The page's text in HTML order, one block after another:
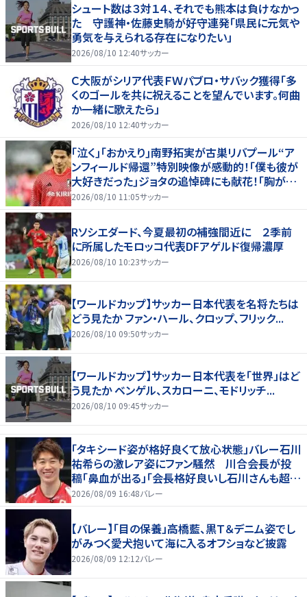
シュート数は３対１４、それでも熊本は負けなかっ
た 守護神・佐藤史騎が好守連発「県民に元気や
勇気を与えられる存在になりたい」
2026/08/10 12:40サッカー
Ｃ大阪がシリア代表ＦＷパブロ・サバック獲得「多
くのゴールを共に祝えることを望んでいます。何曲
か一緒に歌えたら」
2026/08/10 12:40サッカー
｢泣く｣｢おかえり｣南野拓実が古巣リバプール“ア
ンフィールド帰還”特別映像が感動的！｢僕も彼が
大好きだった｣ジョタの追悼碑にも献花！｢胸が熱
くなります…｣
2026/08/10 11:05サッカー
Rソシエダード、今夏最初の補強間近に ２季前
に所属したモロッコ代表DFアゲルド復帰濃厚
2026/08/10 10:23サッカー
【ワールドカップ】サッカー日本代表を名将たちは
どう見たか ファン・ハール、クロップ、フリック...
2026/08/10 09:50サッカー
【ワールドカップ】サッカー日本代表を「世界」はど
う見たか ベンゲル、スカローニ、モドリッチ...
2026/08/10 09:45サッカー
「タキシード姿が格好良くて放心状態」バレー石川
祐希らの激レア姿にファン騒然 川合会長が投
稿「鼻血が出る」「会長格好良いし石川さんも超格
好いい」
2026/08/09 16:48バレー
【バレー】「目の保養」高橋藍、黒Ｔ＆デニム姿でし
がみつく愛犬抱いて海に入るオフショなど披露
2026/08/09 12:12バレー